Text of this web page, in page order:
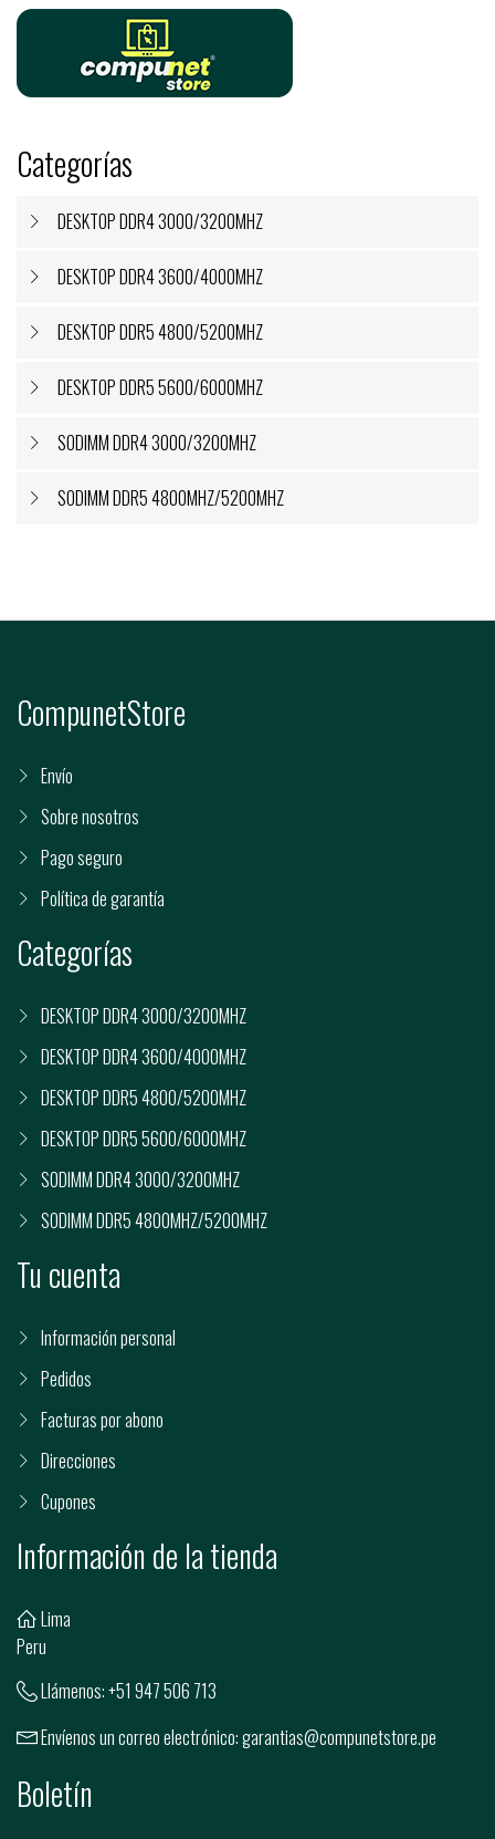
Categorías
DESKTOP DDR4 3000/3200MHZ
DESKTOP DDR4 3600/4000MHZ
DESKTOP DDR5 4800/5200MHZ
DESKTOP DDR5 5600/6000MHZ
SODIMM DDR4 3000/3200MHZ
SODIMM DDR5 4800MHZ/5200MHZ
CompunetStore
Envío
Sobre nosotros
Pago seguro
Política de garantía
Categorías
DESKTOP DDR4 3000/3200MHZ
DESKTOP DDR4 3600/4000MHZ
DESKTOP DDR5 4800/5200MHZ
DESKTOP DDR5 5600/6000MHZ
SODIMM DDR4 3000/3200MHZ
SODIMM DDR5 4800MHZ/5200MHZ
Tu cuenta
Información personal
Pedidos
Facturas por abono
Direcciones
Cupones
Información de la tienda
Lima
Peru
Llámenos:+51 947 506 713
Envíenos un correo electrónico:garantias@compunetstore.pe
Boletín